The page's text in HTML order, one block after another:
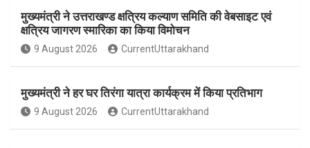
मुख्यमंत्री ने उत्तराखण्ड क्षत्रिय कल्याण समिति की वेबसाइट एवं
क्षत्रिय जागरण स्मारिका का किया विमोचन
9 August 2026 CurrentUttarakhand
मुख्यमंत्री ने हर घर तिरंगा यात्रा कार्यक्रम में किया प्रतिभाग
9 August 2026 CurrentUttarakhand